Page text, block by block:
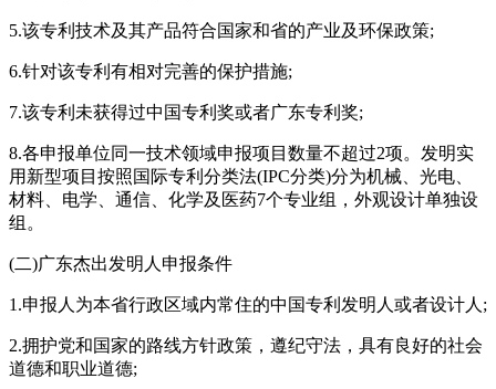
5.该专利技术及其产品符合国家和省的产业及环保政策;
6.针对该专利有相对完善的保护措施;
7.该专利未获得过中国专利奖或者广东专利奖;
8.各申报单位同一技术领域申报项目数量不超过2项。发明实
用新型项目按照国际专利分类法(IPC分类)分为机械、光电、
材料、电学、通信、化学及医药7个专业组，外观设计单独设
组。
(二)广东杰出发明人申报条件
1.申报人为本省行政区域内常住的中国专利发明人或者设计人;
2.拥护党和国家的路线方针政策，遵纪守法，具有良好的社会
道德和职业道德;